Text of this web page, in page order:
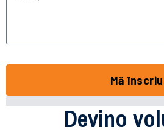
Mă înscriu
Devino